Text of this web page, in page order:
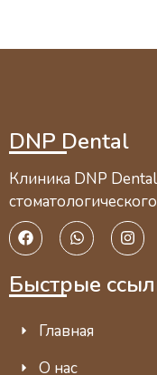
DNP Dental
Клиника DNP
Быстрые
Главная
О нас